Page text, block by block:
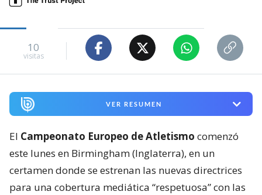
10
visitas
VER RESUMEN
El Campeonato Europeo de Atletismo comenzó
este lunes en Birmingham (Inglaterra), en un
certamen donde se estrenan las nuevas directrices
para una cobertura mediática “respetuosa” con las